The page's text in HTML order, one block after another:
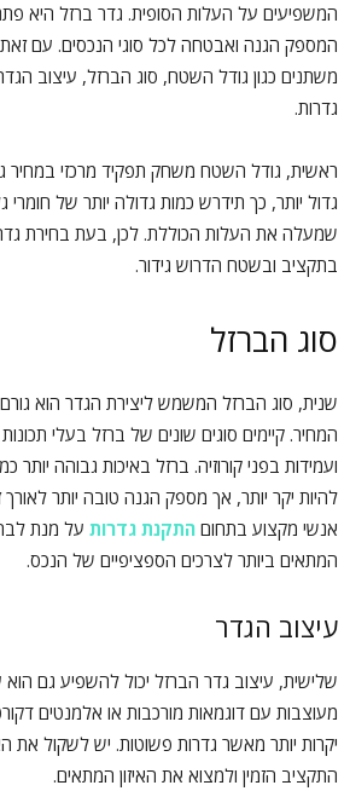
המשפיעים על העלות הסופית. גדר ברזל היא
המספק הגנה ואבטחה לכל סוגי הנכסים. עם
משתנים כגון גודל השטח, סוג הברזל, עיצוב
גדרות.
ראשית, גודל השטח משחק תפקיד מרכזי
גדול יותר, כך תידרש כמות גדולה יותר של
שמעלה את העלות הכוללת. לכן, בעת בחירת
בתקציב ובשטח הדרוש גידור.
סוג הברזל
שנית, סוג הברזל המשמש ליצירת הגדר הוא
המחיר. קיימים סוגים שונים של ברזל בעלי תכונות
ועמידות בפני קורוזיה. ברזל באיכות גבוהה
להיות יקר יותר, אך מספק הגנה טובה יותר
אנשי מקצוע בתחום התקנת גדרות על מנת
המתאים ביותר לצרכים הספציפיים של הנכס.
עיצוב הגדר
שלישית, עיצוב גדר הברזל יכול להשפיע גם הוא
מעוצבות עם דוגמאות מורכבות או אלמנטים
יקרות יותר מאשר גדרות פשוטות. יש לשקול את
התקציב הזמין ולמצוא את האיזון המתאים.